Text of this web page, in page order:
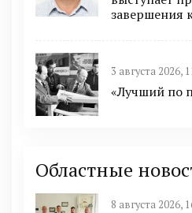
завершения
3 августа 2026,
«Лучший по
Областные
8 августа 2026,